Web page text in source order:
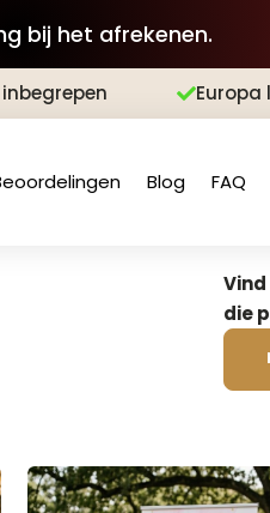
bij het afrekenen.
Europa
Blog FAQ
die